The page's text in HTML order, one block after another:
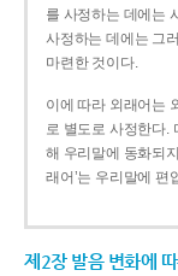
를 사정하는 데에는
사정하는 데에는 그
마련한 것이다.
이에 따라 외래어는
로 별도로 사정한다.
해 우리말에 동화되
래어’는 우리말에 편
제2장 발음 변화에